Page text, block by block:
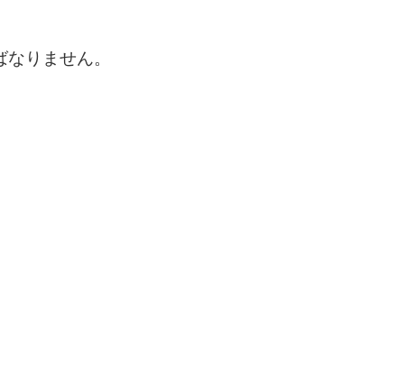
りません。